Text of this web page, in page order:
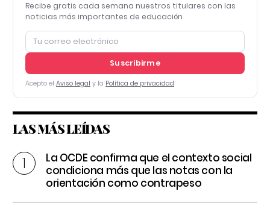
Recibe gratis cada semana nuestros titulares con las
noticias más importantes de educación
Suscribirme
Acepto el Aviso legal y la Política de privacidad
LAS MÁS LEÍDAS
La OCDE confirma que el contexto social
condiciona más que las notas con la
orientación como contrapeso